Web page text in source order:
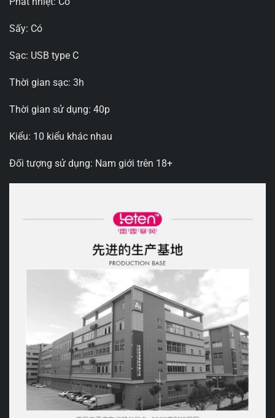
Sấy: Có
Sạc: USB type C
Thời gian sạc: 3h
Thời gian sử dụng: 40p
Kiểu: 10 kiểu khác nhau
Đối tượng sử dụng: Nam giới trên 18+